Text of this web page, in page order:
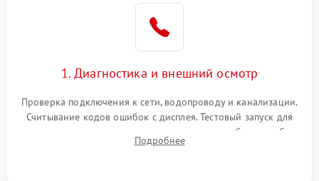
1. Диагностика и внешний осмотр
Проверка подключения к сети, водопроводу и канализации.
Считывание кодов ошибок с дисплея. Тестовый запуск для
выявления посторонних шумов, протечек или сбоев в работе
электронного модуля управления.
Подробнее